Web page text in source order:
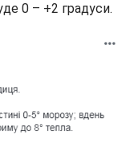
0 – +2 градуси.